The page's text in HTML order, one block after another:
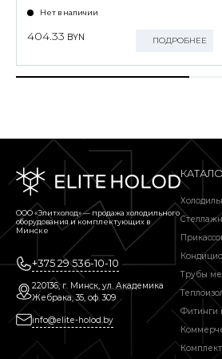
Нет в наличии
404.33 BYN ПОДРОБНЕЕ
ООО «Элитхолод» ― продажа холодильного
оборудования и комплектующих в
Минске
+375 29 536-10-10
220136, г. Минск, ул. Академика
Жебрака, 35, оф. 309
info@elite-holod.by
Трубы
Фитинги